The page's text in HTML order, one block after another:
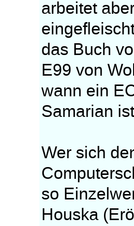
arbeitet
das Buch
E99 von
wann ein
Samarian
Wer sich
so
Houska